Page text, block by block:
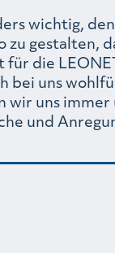
wichtig,
zu gestalten,
die
bei uns
wir uns
und